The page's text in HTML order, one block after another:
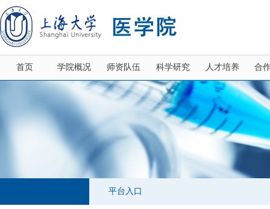
首页 学院概况 师资队伍 科学研究 人才培养 合
平台入口